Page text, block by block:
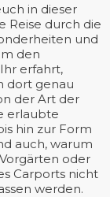
in dieser
Reise durch die
und
den
erfahrt,
dort genau
der Art der
erlaubte
hin zur Form
auch, warum
oder
Carports nicht
werden.